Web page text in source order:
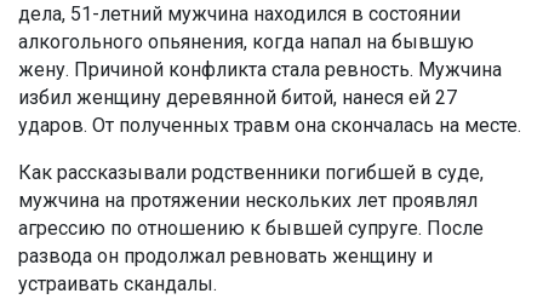
дела, 51-летний мужчина находился в состоянии
алкогольного опьянения, когда напал на бывшую
жену. Причиной конфликта стала ревность. Мужчина
избил женщину деревянной битой, нанеся ей 27
ударов. От полученных травм она скончалась на месте.
Как рассказывали родственники погибшей в суде,
мужчина на протяжении нескольких лет проявлял
агрессию по отношению к бывшей супруге. После
развода он продолжал ревновать женщину и
устраивать скандалы.